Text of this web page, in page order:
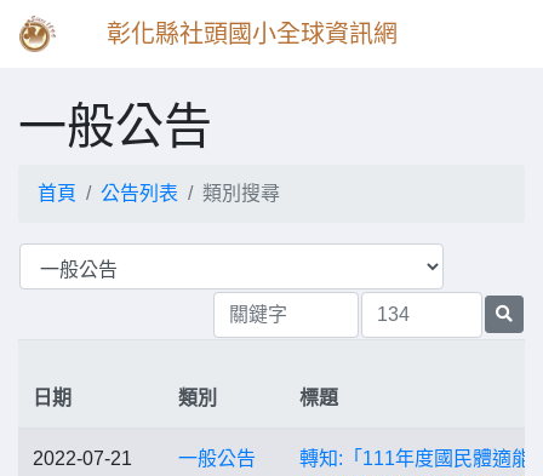
彰化縣社頭國小全球資訊網
一般公告
首頁 公告列表 類別搜尋
日期 類別 標題
2022-07-21 一般公告
轉知:「111年度國民體適能